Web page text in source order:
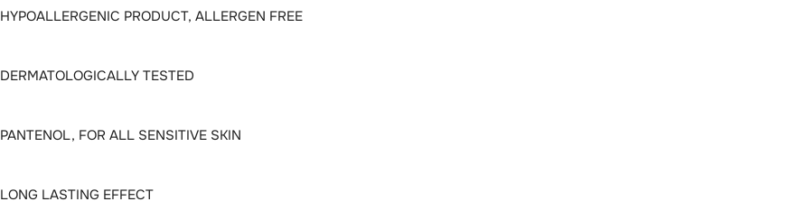
HYPOALLERGENIC PRODUCT, ALLERGEN FREE
DERMATOLOGICALLY TESTED
PANTENOL, FOR ALL SENSITIVE SKIN
LONG LASTING EFFECT